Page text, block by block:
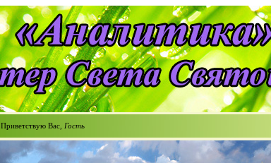
Приветствую Вас Гость